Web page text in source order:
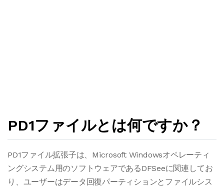
PD1ファイルとは何ですか？
PD1ファイル拡張子は、Microsoft Windowsオペレーティ
ングシステム用のソフトウェアであるDFSeeに関連してお
り、ユーザーはデータ回復パーティションとファイルシス